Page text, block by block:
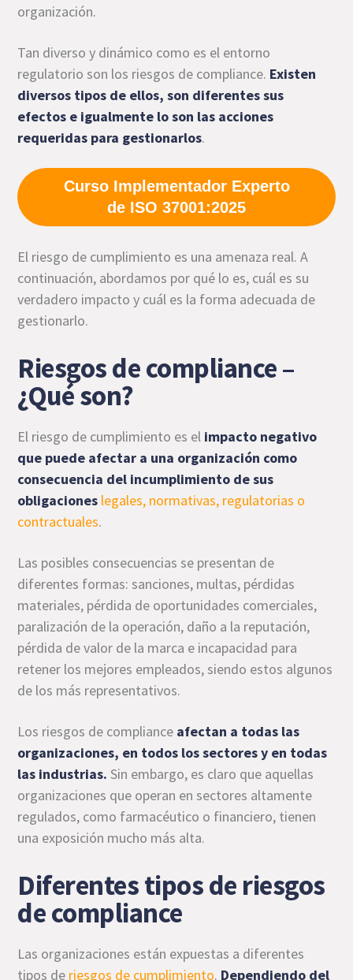
organización.
Tan diverso y dinámico como es el entorno
regulatorio son los riesgos de compliance. Existen
diversos tipos de ellos, son diferentes sus
efectos e igualmente lo son las acciones
requeridas para gestionarlos.
Curso Implementador Experto
de ISO 37001:2025
El riesgo de cumplimiento es una amenaza real. A
continuación, abordamos por qué lo es, cuál es su
verdadero impacto y cuál es la forma adecuada de
gestionarlo.
Riesgos de compliance –
¿Qué son?
El riesgo de cumplimiento es el impacto negativo
que puede afectar a una organización como
consecuencia del incumplimiento de sus
obligaciones legales, normativas, regulatorias o
contractuales.
Las posibles consecuencias se presentan de
diferentes formas: sanciones, multas, pérdidas
materiales, pérdida de oportunidades comerciales,
paralización de la operación, daño a la reputación,
pérdida de valor de la marca e incapacidad para
retener los mejores empleados, siendo estos algunos
de los más representativos.
Los riesgos de compliance afectan a todas las
organizaciones, en todos los sectores y en todas
las industrias. Sin embargo, es claro que aquellas
organizaciones que operan en sectores altamente
regulados, como farmacéutico o financiero, tienen
una exposición mucho más alta.
Diferentes tipos de riesgos
de compliance
Las organizaciones están expuestas a diferentes
tipos de riesgos de cumplimiento. Dependiendo del